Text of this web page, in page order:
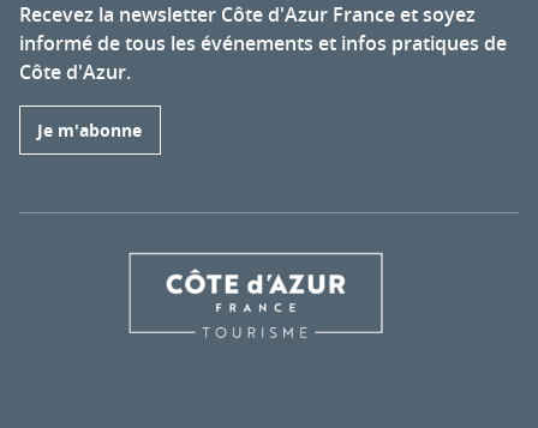
Recevez la newsletter Côte d'Azur France et soyez
informé de tous les événements et infos pratiques de
Côte d'Azur.
Je m'abonne